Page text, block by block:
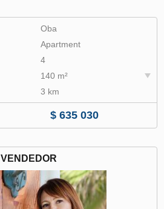
Oba
Apartment
4
140 m²
3 km
$ 635 030
VENDEDOR